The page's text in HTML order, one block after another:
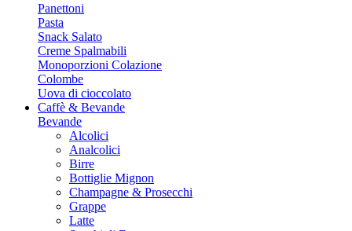
Panettoni
Pasta
Snack Salato
Creme Spalmabili
Monoporzioni Colazione
Colombe
Uova di cioccolato
Caffè & Bevande
Bevande
Alcolici
Analcolici
Birre
Bottiglie Mignon
Champagne & Prosecchi
Grappe
Latte